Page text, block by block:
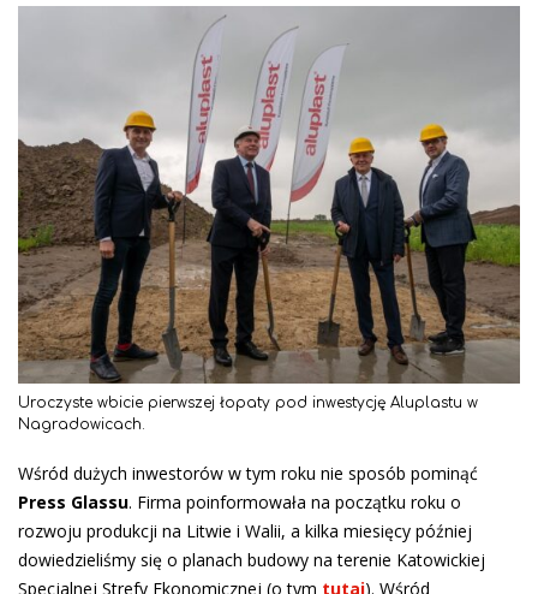
Uroczyste wbicie pierwszej łopaty pod inwestycję Aluplastu w
Nagradowicach.
Wśród dużych inwestorów w tym roku nie sposób pominąć
Press Glassu. Firma poinformowała na początku roku o
rozwoju produkcji na Litwie i Walii, a kilka miesięcy później
dowiedzieliśmy się o planach budowy na terenie Katowickiej
Specjalnej Strefy Ekonomicznej (o tym tutaj). Wśród